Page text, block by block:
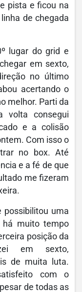
pista e ficou na
de chegada
lugar do grid e
em sexto,
no último
acertando o
melhor. Parti da
volta consegui
e a colisão
Com isso o
no box. Até
e a fé de que
me fizeram
possibilitou uma
há muito tempo
posição da
em sexto,
de muita luta.
com o
de todas as